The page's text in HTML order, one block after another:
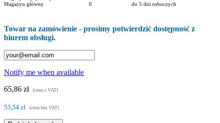
Magazyn główny
0 do 5 dni roboczych
Towar na zamówienie - prosimy potwierdzić dostępność z
biurem obsługi.
Notify me when available
65,86 zł
(cena z VAT)
53,54 zł (cena bez VAT)